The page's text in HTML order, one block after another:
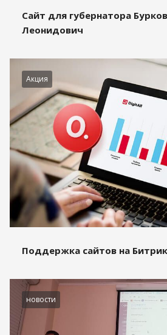
Сайт для губернатора
Леонидович
Акция
Поддержка сайтов на
новости